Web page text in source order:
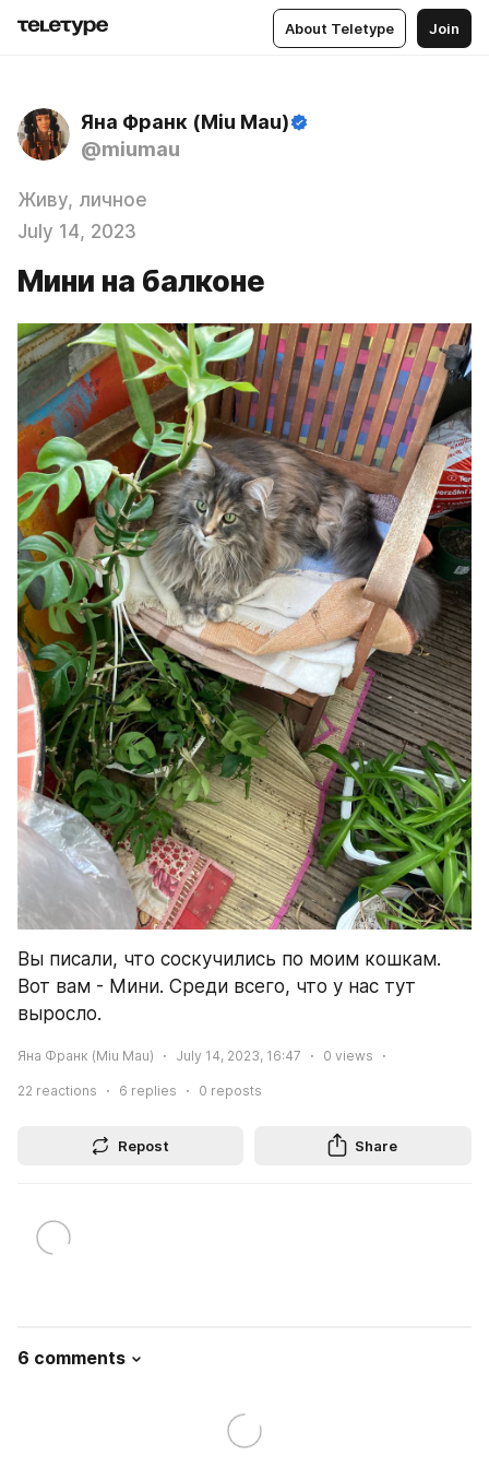
About Teletype Join
Яна Франк (Miu Mau)
@miumau
Живу, личное
July 14, 2023
Мини на балконе
Вы писали, что соскучились по моим кошкам.
Вот вам - Мини. Среди всего, что у нас тут
выросло.
Яна Франк (Miu Mau) July 14, 2023, 16:47 0 views
22 reactions 6 replies 0 reposts
Repost Share
6 comments